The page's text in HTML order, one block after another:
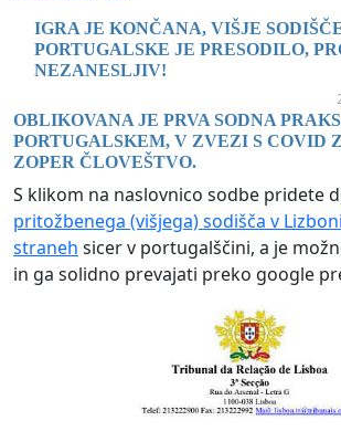
IGRA JE KONČANA, VIŠJE
PORTUGALSKE JE PRESODILO,
NEZANESLJIV!
OBLIKOVANA JE PRVA SODNA
PORTUGALSKEM, V ZVEZI S COVID
ZOPER ČLOVEŠTVO.
S klikom na naslovnico sodbe pridete
pritožbenega (višjega) sodišča v
straneh sicer v portugalščini, a je
in ga solidno prevajati preko google